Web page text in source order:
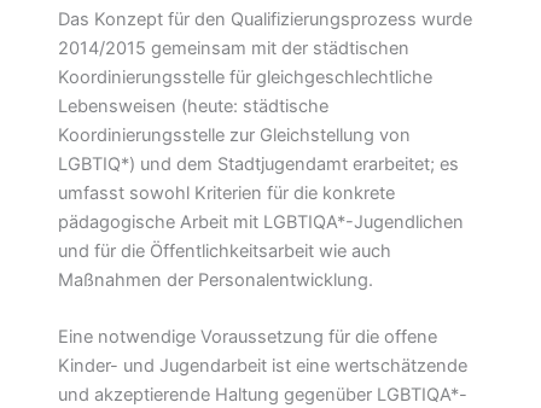
Das Konzept für den Qualifizierungsprozess wurde
2014/2015 gemeinsam mit der städtischen
Koordinierungsstelle für gleichgeschlechtliche
Lebensweisen (heute: städtische
Koordinierungsstelle zur Gleichstellung von
LGBTIQ*) und dem Stadtjugendamt erarbeitet; es
umfasst sowohl Kriterien für die konkrete
pädagogische Arbeit mit LGBTIQA*-Jugendlichen
und für die Öffentlichkeitsarbeit wie auch
Maßnahmen der Personalentwicklung.
Eine notwendige Voraussetzung für die offene
Kinder- und Jugendarbeit ist eine wertschätzende
und akzeptierende Haltung gegenüber LGBTIQA*-